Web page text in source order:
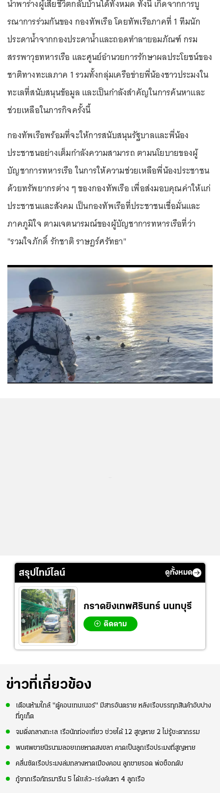
นำพาร่างผู้เสียชีวิตกลับบ้านได้ทั้งหมด ทั้งนี้ เกิดจากการบู
รณาการร่วมกันของ กองทัพเรือ โดยทัพเรือภาคที่ 1 ทีมนัก
ประดาน้ำจากกองประดาน้ำและถอดทำลายอมภัณฑ์ กรม
สรรพาวุธทหารเรือ และศูนย์อำนวยการรักษาผลประโยชน์ของ
ชาติทางทะเลภาค 1 รวมทั้งกลุ่มเครือข่ายพี่น้องชาวประมงใน
ทะเลที่สนับสนุนข้อมูล และเป็นกำลังสำคัญในการค้นหาและ
ช่วยเหลือในภารกิจครั้งนี้
กองทัพเรือพร้อมที่จะให้การสนับสนุนรัฐบาลและพี่น้อง
ประชาชนอย่างเต็มกำลังความสามารถ ตามนโยบายของผู้
บัญชาการทหารเรือ ในการให้ความช่วยเหลือพี่น้องประชาชน
ด้วยทรัพยากรต่าง ๆ ของกองทัพเรือ เพื่อส่งมอบคุณค่าให้แก่
ประชาชนและสังคม เป็นกองทัพเรือที่ประชาชนเชื่อมั่นและ
ภาคภูมิใจ ตามเจตนารมณ์ของผู้บัญชาการทหารเรือที่ว่า
"รวมใจภักดิ์ รักชาติ ราษฎร์ศรัทธา"
สรุปไทม์ไลน์ ดูทั้งหมด
กราดยิงเทพศิรินทร์ นนทบุรี
ติดตาม
ข่าวที่เกี่ยวข้อง
เตือนห้ามใกล้ "ตู้คอนเทนเนอร์" มีสารอันตราย หลังเรือบรรทุกสินค้าอับปาง
ที่ภูเก็ต
จมดิ่งกลางทะเล เรือนักท่องเที่ยว ช่วยได้ 12 สูญหาย 2 ไม่รู้ชะตากรรม
พบศพชายนิรนามลอยเกยหาดสงขลา คาดเป็นลูกเรือประมงที่สูญหาย
คลื่นซัดเรือประมงล่มกลางหาดเมืองคอน ลูกชายรอด พ่อช็อกดับ
กู้ซากเรือภัทรมารีน 5 ได้แล้ว-เร่งค้นหา 4 ลูกเรือ